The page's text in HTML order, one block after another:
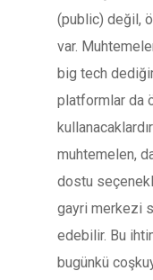
(public) değil,
var.
big tech
platformlar da
muhtemelen,
dostu
gayri merkezi
edebilir. Bu
bugünkü